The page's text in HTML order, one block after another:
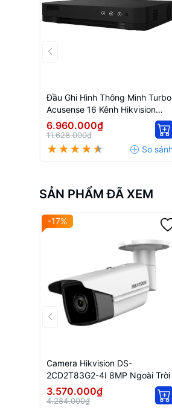
Đầu Ghi Hình Thông Minh Turbo
Acusense 16 Kênh Hikvision
IDS-7216HQHI-M1/FA
6.960.000₫
11.628.000₫
SẢN PHẨM ĐÃ XEM
-17%
Camera Hikvision DS-
2CD2T83G2-4I 8MP Ngoài Trời
3.570.000₫
4.284.000₫